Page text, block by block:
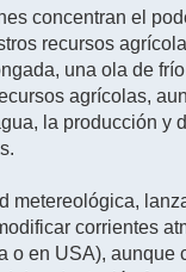
concentran el
recursos
una ola de
agrícolas,
la producción y
corrientes
en USA),